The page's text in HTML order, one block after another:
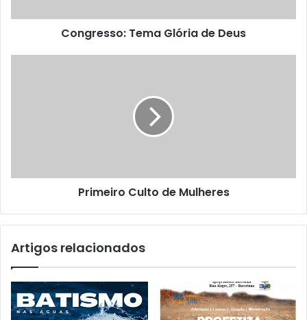
Congresso: Tema Glória de Deus
Primeiro Culto de Mulheres
Artigos relacionados